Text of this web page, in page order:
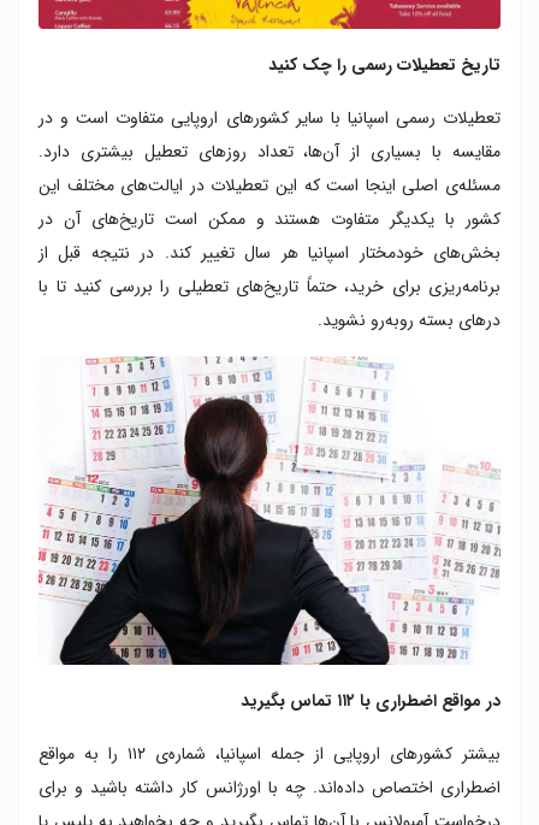
تاریخ تعطیلات رسمی را چک کنید
تعطیلات رسمی اسپانیا با سایر کشورهای اروپایی متفاوت است و در
مقایسه با بسیاری از آن‌ها، تعداد روزهای تعطیل بیشتری دارد.
مسئله‌ی اصلی اینجا است که این تعطیلات در ایالت‌های مختلف این
کشور با یکدیگر متفاوت هستند و ممکن است تاریخ‌های آن در
بخش‌های خودمختار اسپانیا هر سال تغییر کند. در نتیجه قبل از
برنامه‌ریزی برای خرید، حتماً تاریخ‌های تعطیلی را بررسی کنید تا با
درهای بسته روبه‌رو نشوید.
در مواقع اضطراری با ۱۱۲ تماس بگیرید
بیشتر کشورهای اروپایی از جمله اسپانیا، شماره‌ی ۱۱۲ را به مواقع
اضطراری اختصاص داده‌اند. چه با اورژانس کار داشته باشید و برای